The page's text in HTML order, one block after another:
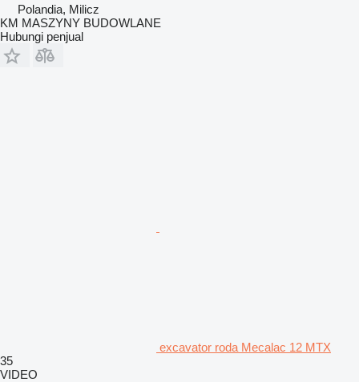
Polandia, Milicz
KM MASZYNY BUDOWLANE
Hubungi penjual
excavator roda Mecalac 12 MTX
35
VIDEO